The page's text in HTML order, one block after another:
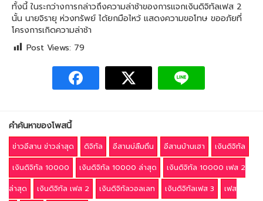
ทั้งนี้ ในระกว่างการกล่าวถึงความล่าช้าของการแจกเงินดิจิทัลเฟส 2
นั้น นายจิรายุ ห่วงทรัพย์ ได้ยกมือไหว้ แสดงความขอโทษ ขออภัยที่
โครงการเกิดความล่าช้า
Post Views: 79
คำค้นหาของโพสนี้
ข่าวอีสาน ข่าวล่าสุด ดิจิทัล อีสานบ่ลืมถิ่น อีสานบ้านเฮา
เงินดิจิทัล
เงินดิจิทัล 10000
เงินดิจิทัล 10000 ล่าสุด
เงินดิจิทัล 10000 เฟส 2
ล่าสุด
เงินดิจิทัล เฟส 2 เงินดิจิทัลวอลเลท เงินดิจิทัลเฟส 3
เฟส